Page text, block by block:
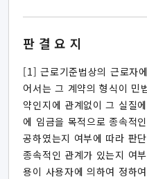
판결요지
[1] 근로기준법상의 근로자
어서는 그 계약의 형식이 민
약인지에 관계없이 그 실질
에 임금을 목적으로 종속적
공하였는지 여부에 따라 판
종속적인 관계가 있는지 여
용이 사용자에 의하여 정하